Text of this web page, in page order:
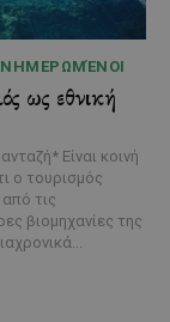
ως εθνική
Είναι κοινή
ο τουρισμός
τις
βιομηχανίες της